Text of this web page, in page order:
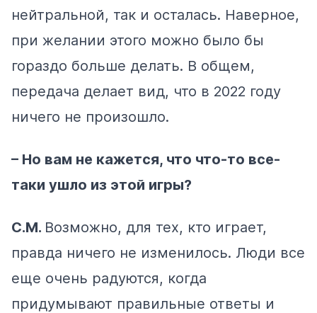
нейтральной, так и осталась. Наверное,
при желании этого можно было бы
гораздо больше делать. В общем,
передача делает вид, что в 2022 году
ничего не произошло.
– Но вам не кажется, что что-то все-
таки ушло из этой игры?
С.М. Возможно, для тех, кто играет,
правда ничего не изменилось. Люди все
еще очень радуются, когда
придумывают правильные ответы и